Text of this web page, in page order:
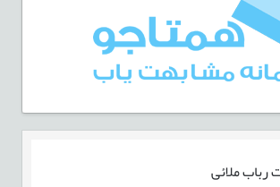
رباب ملائی